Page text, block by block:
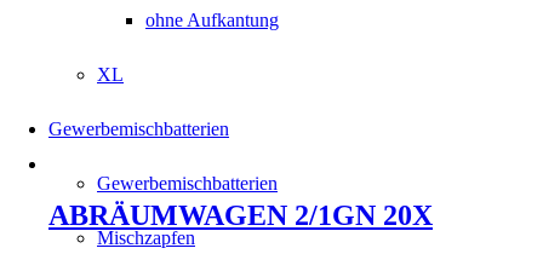
ohne Aufkantung
XL
Gewerbemischbatterien
Gewerbemischbatterien
Mischzapfen
ABRÄUMWAGEN 2/1GN 20X